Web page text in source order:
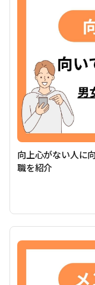
向上心がない人に
職を紹介